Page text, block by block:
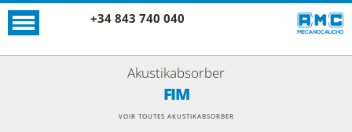
+34 843 740 040
Akustikabsorber
FIM
VOIR TOUTES AKUSTIKABSORBER